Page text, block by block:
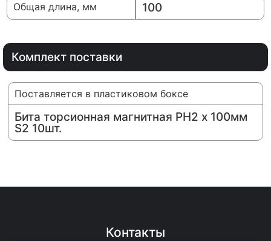
Общая длина, мм 100
Комплект поставки
Поставляется в пластиковом боксе
Бита торсионная магнитная PH2 х 100мм
S2 10шт.
Контакты